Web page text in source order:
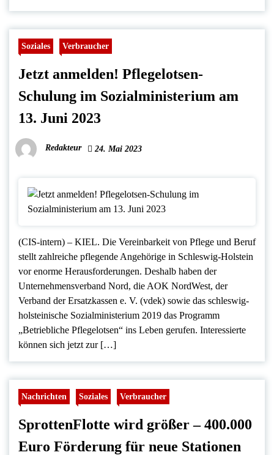
Soziales Verbraucher
Jetzt anmelden! Pflegelotsen-
Schulung im Sozialministerium am
13. Juni 2023
Redakteur 24. Mai 2023
(CIS-intern) – KIEL. Die Vereinbarkeit von Pflege und Beruf
stellt zahlreiche pflegende Angehörige in Schleswig-Holstein
vor enorme Herausforderungen. Deshalb haben der
Unternehmensverband Nord, die AOK NordWest, der
Verband der Ersatzkassen e. V. (vdek) sowie das schleswig-
holsteinische Sozialministerium 2019 das Programm
„Betriebliche Pflegelotsen“ ins Leben gerufen. Interessierte
können sich jetzt zur […]
Nachrichten Soziales Verbraucher
SprottenFlotte wird größer – 400.000
Euro Förderung für neue Stationen